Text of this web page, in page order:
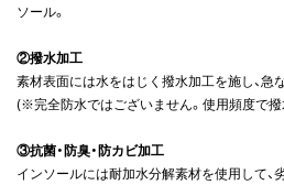
ソール。
②撥水加工
素材表面には水をはじく撥水加工を施し、急
(※完全防水ではございません。使用頻度で
③抗菌・防臭・防カビ加工
インソールには耐加水分解素材を使用して、